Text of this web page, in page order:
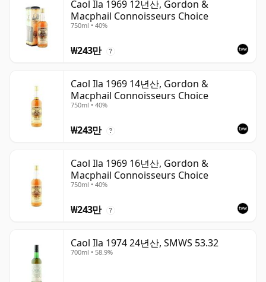
Caol Ila 1969 12년산, Gordon &
Macphail Connoisseurs Choice
750ml • 40%
₩243만 ?
Caol Ila 1969 14년산, Gordon &
Macphail Connoisseurs Choice
750ml • 40%
₩243만 ?
Caol Ila 1969 16년산, Gordon &
Macphail Connoisseurs Choice
750ml • 40%
₩243만 ?
Caol Ila 1974 24년산, SMWS 53.32
700ml • 58.9%